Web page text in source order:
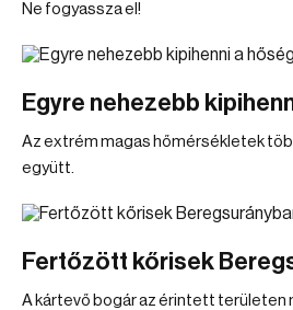
Ne fogyassza el!
Egyre nehezebb
Az extrém magas hőmérsékletek
együtt.
Fertőzött kőrisek
A kártevő bogár az érintett